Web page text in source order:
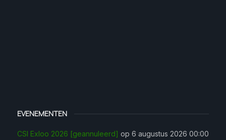
EVENEMENTEN
CSI Exloo 2026 [geannuleerd] op 6 augustus 2026 00:00